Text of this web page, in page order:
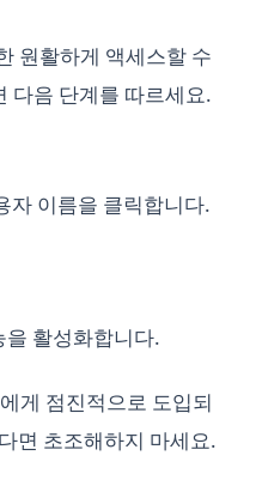
원활하게 액세스할 수
다음 단계를 따르세요.
자 이름을 클릭합니다.
활성화합니다.
게 점진적으로 도입되
면 초조해하지 마세요.